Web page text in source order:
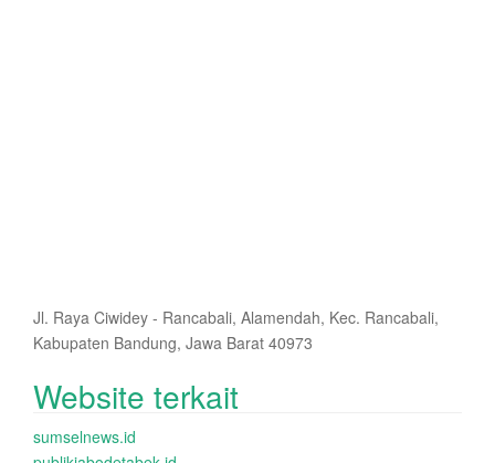
Jl. Raya Ciwidey - Rancabali, Alamendah, Kec. Rancabali,
Kabupaten Bandung, Jawa Barat 40973
Website terkait
sumselnews.id